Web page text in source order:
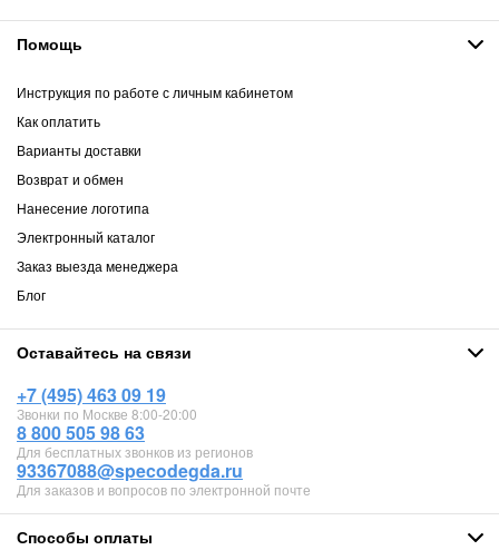
Помощь
Инструкция по работе с личным кабинетом
Как оплатить
Варианты доставки
Возврат и обмен
Нанесение логотипа
Электронный каталог
Заказ выезда менеджера
Блог
Оставайтесь на связи
+7 (495) 463 09 19
Звонки по Москве 8:00-20:00
8 800 505 98 63
Для бесплатных звонков из регионов
93367088@specodegda.ru
Для заказов и вопросов по электронной почте
Способы оплаты